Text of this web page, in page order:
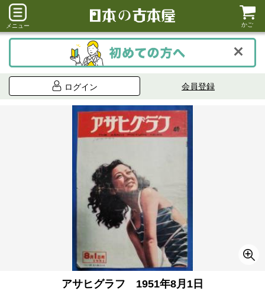
メニュー かご
ログイン 会員登録
アサヒグラフ 1951年8月1日